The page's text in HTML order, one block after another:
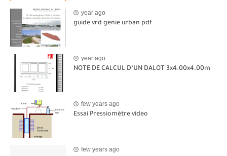
year ago
guide vrd genie urban pdf
year ago
NOTE DE CALCUL D’UN DALOT 3x4.00x4.00m
few years ago
Essai Pressiomètre video
few years ago